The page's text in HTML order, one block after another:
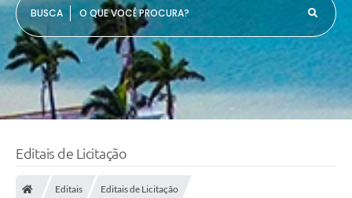
O QUE VOCÊ PROCURA?
Editais de Licitação
Editais Editais de Licitação